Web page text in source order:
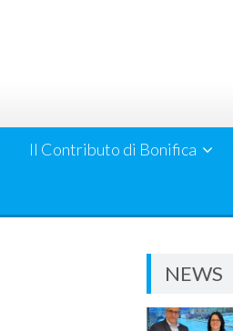
Il Contributo di Bonifica
NEWS